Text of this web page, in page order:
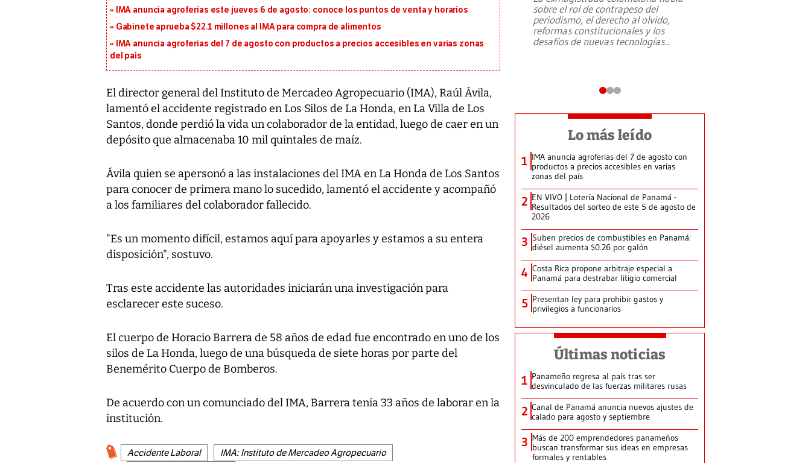
IMA anuncia agroferias este jueves 6 de agosto: conoce los puntos de venta y horarios
Gabinete aprueba $22.1 millones al IMA para compra de alimentos
IMA anuncia agroferias del 7 de agosto con productos a precios accesibles en varias zonas
del país
El director general del Instituto de Mercadeo Agropecuario (IMA), Raúl Ávila,
lamentó el accidente registrado en Los Silos de La Honda, en La Villa de Los
Santos, donde perdió la vida un colaborador de la entidad, luego de caer en un
depósito que almacenaba 10 mil quintales de maíz.
Ávila quien se apersonó a las instalaciones del IMA en La Honda de Los Santos
para conocer de primera mano lo sucedido, lamentó el accidente y acompañó
a los familiares del colaborador fallecido.
"Es un momento difícil, estamos aquí para apoyarles y estamos a su entera
disposición", sostuvo.
Tras este accidente las autoridades iniciarán una investigación para
esclarecer este suceso.
El cuerpo de Horacio Barrera de 58 años de edad fue encontrado en uno de los
silos de La Honda, luego de una búsqueda de siete horas por parte del
Benemérito Cuerpo de Bomberos.
De acuerdo con un comunciado del IMA, Barrera tenía 33 años de laborar en la
institución.
Accidente Laboral
IMA: Instituto de Mercadeo Agropecuario
emergencia de gran...
sobre el rol de contrapeso del
periodismo, el derecho al olvido,
reformas constitucionales y los
desafíos de nuevas tecnologías...
Lo más leído
1 IMA anuncia agroferias del 7 de agosto con
productos a precios accesibles en varias
zonas del país
2 EN VIVO | Lotería Nacional de Panamá -
Resultados del sorteo de este 5 de agosto de
2026
3 Suben precios de combustibles en Panamá:
diésel aumenta $0.26 por galón
4 Costa Rica propone arbitraje especial a
Panamá para destrabar litigio comercial
5 Presentan ley para prohibir gastos y
privilegios a funcionarios
Últimas noticias
1 Panameño regresa al país tras ser
desvinculado de las fuerzas militares rusas
2 Canal de Panamá anuncia nuevos ajustes de
calado para agosto y septiembre
3 Más de 200 emprendedores panameños
buscan transformar sus ideas en empresas
formales y rentables